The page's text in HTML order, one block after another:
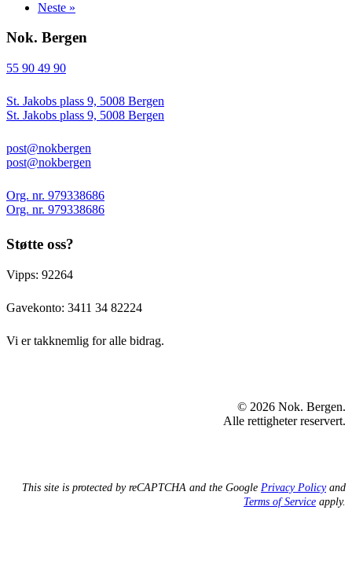
Neste »
Nok. Bergen
55 90 49 90
St. Jakobs plass 9, 5008 Bergen
St. Jakobs plass 9, 5008 Bergen
post@nokbergen
post@nokbergen
Org. nr. 979338686
Org. nr. 979338686
Støtte oss?
Vipps: 92264
Gavekonto: 3411 34 82224
Vi er takknemlig for alle bidrag.
© 2026 Nok. Bergen.
Alle rettigheter reservert.
This site is protected by reCAPTCHA and the Google Privacy Policyand
Terms of Service apply.